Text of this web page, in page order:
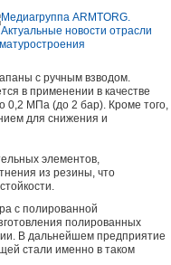
с ручным взводом.
в применении в качестве
0,2 МПа (до 2 бар). Кроме того,
для снижения и
элементов,
из резины, что
с полированной
полированных
В дальнейшем предприятие
стали именно в таком